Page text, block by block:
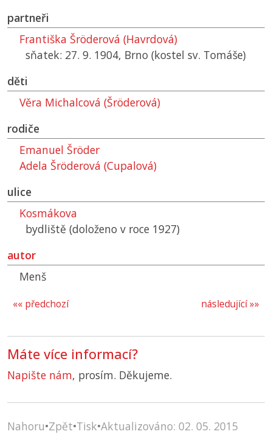
partneři
Františka Šröderová (Havrdová)
sňatek: 27. 9. 1904, Brno (kostel sv. Tomáše)
děti
Věra Michalcová (Šröderová)
rodiče
Emanuel Šröder
Adela Šröderová (Cupalová)
ulice
Kosmákova
bydliště (doloženo v roce 1927)
autor
Menš
následující »»
«« předchozí
Máte více informací?
Napište nám, prosím. Děkujeme.
Nahoru•Zpět•Tisk•Aktualizováno: 02. 05. 2015